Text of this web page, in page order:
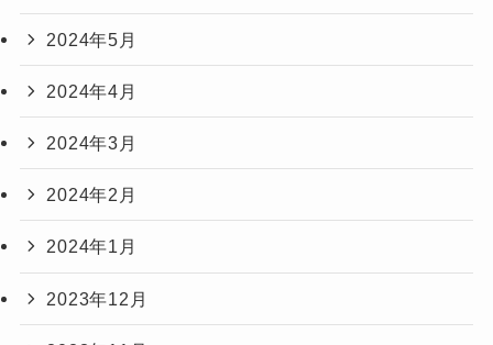
2024年5月
2024年4月
2024年3月
2024年2月
2024年1月
2023年12月